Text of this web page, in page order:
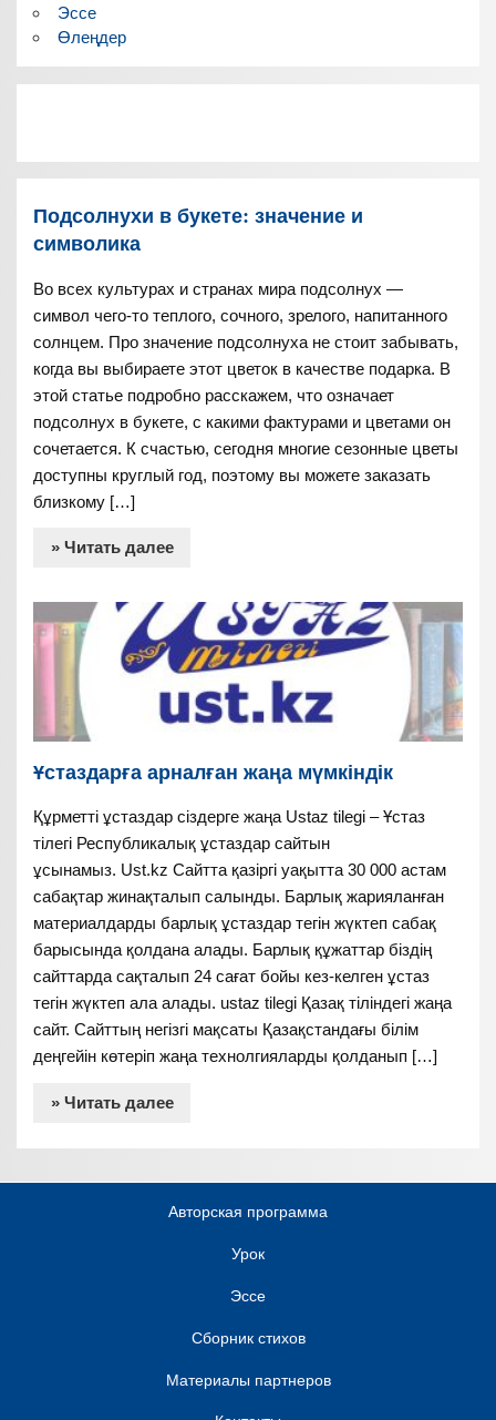
Эссе
Өлеңдер
Подсолнухи в букете: значение и
символика
Во всех культурах и странах мира подсолнух —
символ чего-то теплого, сочного, зрелого, напитанного
солнцем. Про значение подсолнуха не стоит забывать,
когда вы выбираете этот цветок в качестве подарка. В
этой статье подробно расскажем, что означает
подсолнух в букете, с какими фактурами и цветами он
сочетается. К счастью, сегодня многие сезонные цветы
доступны круглый год, поэтому вы можете заказать
близкому […]
» Читать далее
Ұстаздарға арналған жаңа мүмкіндік
Құрметті ұстаздар сіздерге жаңа Ustaz tilegi – Ұстаз
тілегі Республикалық ұстаздар сайтын
ұсынамыз. Ust.kz Сайтта қазіргі уақытта 30 000 астам
сабақтар жинақталып салынды. Барлық жарияланған
материалдарды барлық ұстаздар тегін жүктеп сабақ
барысында қолдана алады. Барлық құжаттар біздің
сайттарда сақталып 24 сағат бойы кез-келген ұстаз
тегін жүктеп ала алады. ustaz tilegi Қазақ тіліндегі жаңа
сайт. Сайттың негізгі мақсаты Қазақстандағы білім
деңгейін көтеріп жаңа технолгияларды қолданып […]
» Читать далее
Авторская программа
Урок
Эссе
Сборник стихов
Материалы партнеров